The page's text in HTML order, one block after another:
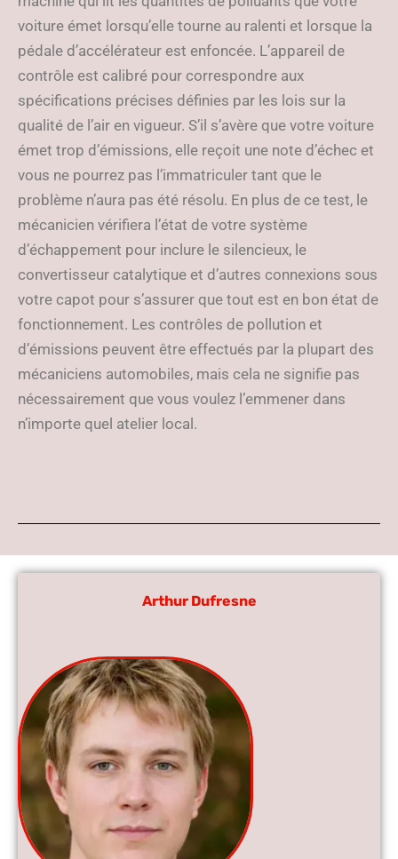
voiture émet lorsqu’elle tourne au ralenti et lorsque la
pédale d’accélérateur est enfoncée. L’appareil de
contrôle est calibré pour correspondre aux
spécifications précises définies par les lois sur la
qualité de l’air en vigueur. S’il s’avère que votre voiture
émet trop d’émissions, elle reçoit une note d’échec et
vous ne pourrez pas l’immatriculer tant que le
problème n’aura pas été résolu. En plus de ce test, le
mécanicien vérifiera l’état de votre système
d’échappement pour inclure le silencieux, le
convertisseur catalytique et d’autres connexions sous
votre capot pour s’assurer que tout est en bon état de
fonctionnement. Les contrôles de pollution et
d’émissions peuvent être effectués par la plupart des
mécaniciens automobiles, mais cela ne signifie pas
nécessairement que vous voulez l’emmener dans
n’importe quel atelier local.
Arthur Dufresne